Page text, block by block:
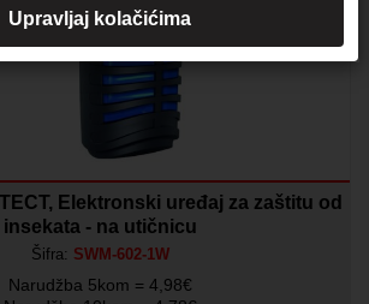
Elektronski uređaj za zaštitu od
insekata - na utičnicu
Šifra: SWM-602-1W
Narudžba 5kom = 4,98€
Upravljaj kolačićima